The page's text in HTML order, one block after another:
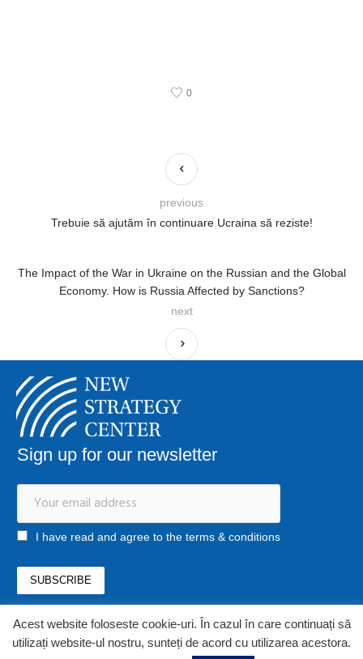
0
Trebuie să ajutăm în continuare Ucraina să reziste!
previous
The Impact of the War in Ukraine on the Russian and the Global
Economy. How is Russia Affected by Sanctions?
next
Sign up for our newsletter
I have read and agree to the terms & conditions
office@newstrategycenter.ro
(+40) 0753 103 310
Acest website foloseste cookie-uri. În cazul în care continuați să
utilizați website-ul nostru, sunteți de acord cu utilizarea acestora.